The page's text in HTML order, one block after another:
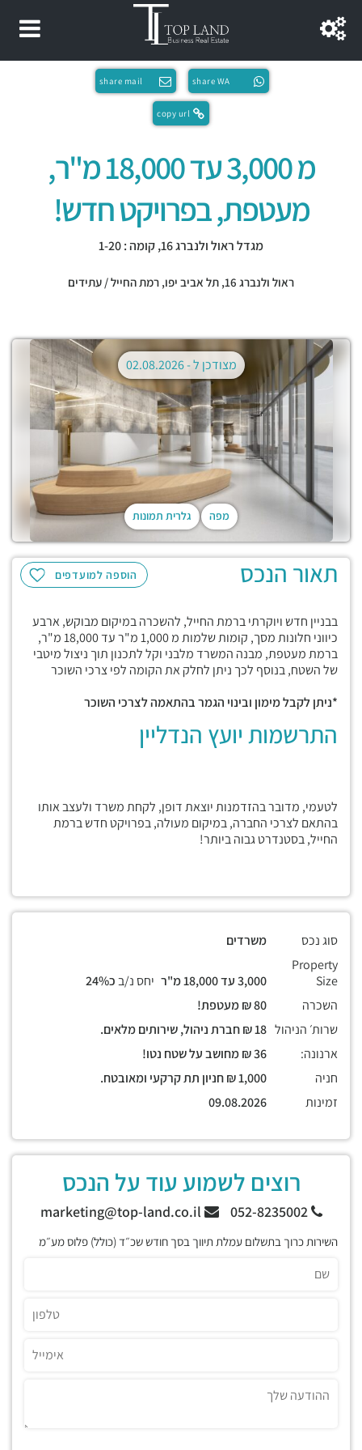
share WA
share mail
copy url
מ 3,000 עד 18,000 מ"ר,
מעטפת, בפרויקט חדש!
מגדל ראול ולנברג 16, קומה : 1-20
ראול ולנברג 16, תל אביב יפו, רמת החייל / עתידים
מפה גלרית תמונות
מצודכן ל -02.08.2026
הוספה למועדפים תאור הנכס
בבניין חדש ויוקרתי ברמת החייל, להשכרה במיקום מבוקש, ארבע
כיווני חלונות מסך, קומות שלמות מ 1,000 מ"ר עד 18,000 מ"ר,
ברמת מעטפת, מבנה המשרד מלבני וקל לתכנון תוך ניצול מיטבי
של השטח, בנוסף לכך ניתן לחלק את הקומה לפי צרכי השוכר
*ניתן לקבל מימון ובינוי הגמר בהתאמה לצרכי השוכר
התרשמות יועץ הנדליין
לטעמי, מדובר בהזדמנות יוצאת דופן, לקחת משרד ולעצב אותו
בהתאם לצרכי החברה, במיקום מעולה, בפרויקט חדש ברמת
החייל, בסטנדרט גבוה ביותר!
סוג נכס
משרדים
Property
Size
יחס נ/בכ24%
השכרה
שרות׳ הניהול
ארנונה:
חניה
זמינות
רוצים לשמוע עוד על הנכס
052-8235002
השירות כרוך בתשלום עמלת תיווך בסך חודש שכ״ד (כולל) פלוס מע״מ